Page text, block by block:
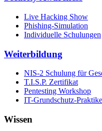
Live Hacking Show
Phishing-Simulation
Individuelle Schulungen
Weiterbildung
NIS-2 Schulung für
T.I.S.P. Zertifikat
Pentesting Workshop
IT-Grundschutz-
Wissen